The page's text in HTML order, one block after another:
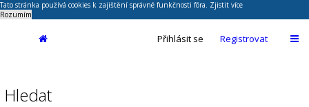
Tato stránka používá cookies k zajištění správné funkčnosti fóra. Zjistit více
Rozumím
Přihlásit se Registrovat
Hledat